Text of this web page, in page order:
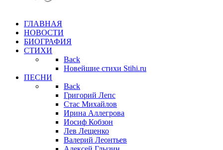
ГЛАВНАЯ
НОВОСТИ
БИОГРАФИЯ
СТИХИ
Back
Новейшие стихи Stihi.ru
ПЕСНИ
Back
Григорий Лепс
Стас Михайлов
Ирина Аллегрова
Иосиф Кобзон
Лев Лещенко
Валерий Леонтьев